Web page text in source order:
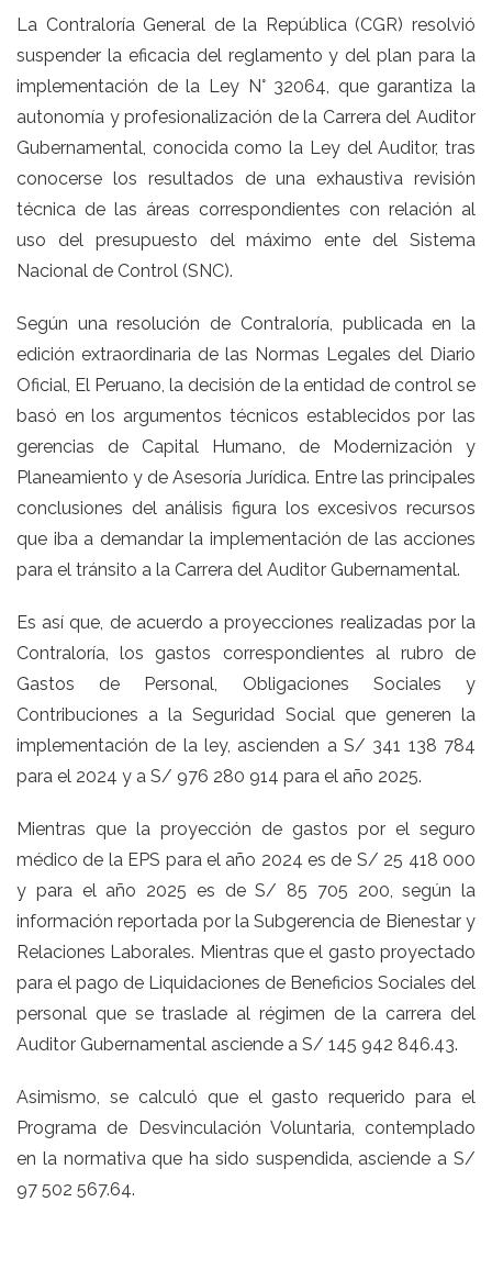
La Contraloría General de la República (CGR) resolvió
suspender la eficacia del reglamento y del plan para la
implementación de la Ley N° 32064, que garantiza la
autonomía y profesionalización de la Carrera del Auditor
Gubernamental, conocida como la Ley del Auditor, tras
conocerse los resultados de una exhaustiva revisión
técnica de las áreas correspondientes con relación al
uso del presupuesto del máximo ente del Sistema
Nacional de Control (SNC).
Según una resolución de Contraloría, publicada en la
edición extraordinaria de las Normas Legales del Diario
Oficial, El Peruano, la decisión de la entidad de control se
basó en los argumentos técnicos establecidos por las
gerencias de Capital Humano, de Modernización y
Planeamiento y de Asesoría Jurídica. Entre las principales
conclusiones del análisis figura los excesivos recursos
que iba a demandar la implementación de las acciones
para el tránsito a la Carrera del Auditor Gubernamental.
Es así que, de acuerdo a proyecciones realizadas por la
Contraloría, los gastos correspondientes al rubro de
Gastos de Personal, Obligaciones Sociales y
Contribuciones a la Seguridad Social que generen la
implementación de la ley, ascienden a S/ 341 138 784
para el 2024 y a S/ 976 280 914 para el año 2025.
Mientras que la proyección de gastos por el seguro
médico de la EPS para el año 2024 es de S/ 25 418 000
y para el año 2025 es de S/ 85 705 200, según la
información reportada por la Subgerencia de Bienestar y
Relaciones Laborales. Mientras que el gasto proyectado
para el pago de Liquidaciones de Beneficios Sociales del
personal que se traslade al régimen de la carrera del
Auditor Gubernamental asciende a S/ 145 942 846.43.
Asimismo, se calculó que el gasto requerido para el
Programa de Desvinculación Voluntaria, contemplado
en la normativa que ha sido suspendida, asciende a S/
97 502 567.64.